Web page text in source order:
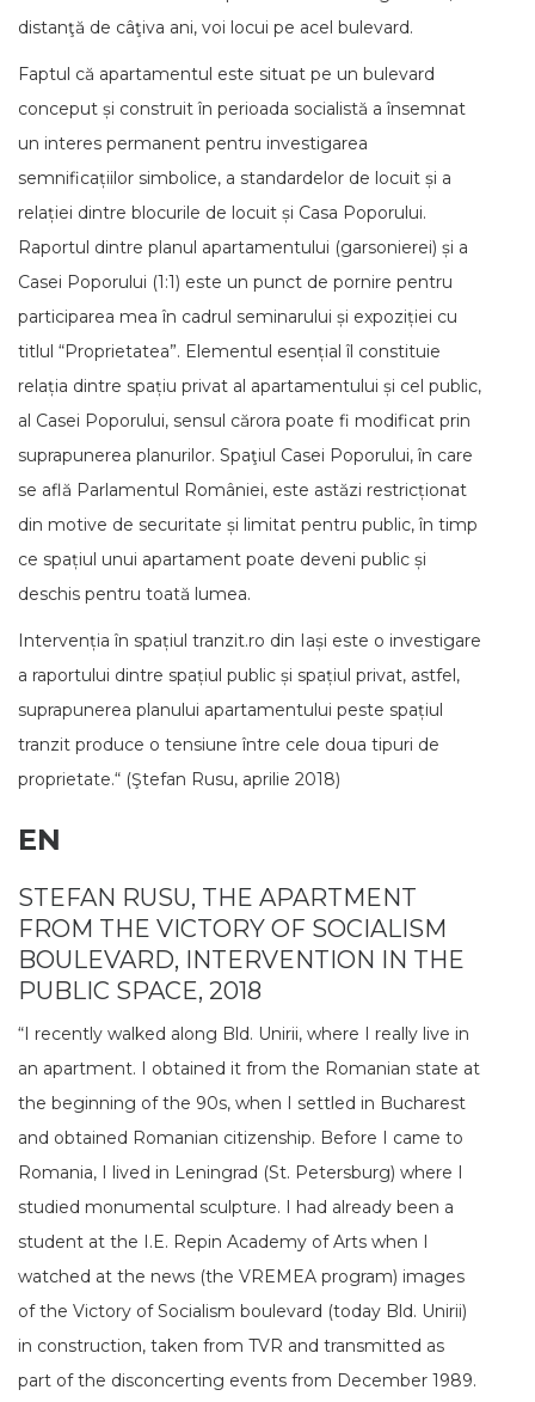
distanţă de câţiva ani, voi locui pe acel bulevard.
Faptul că apartamentul este situat pe un bulevard
conceput și construit în perioada socialistă a însemnat
un interes permanent pentru investigarea
semnificațiilor simbolice, a standardelor de locuit și a
relației dintre blocurile de locuit și Casa Poporului.
Raportul dintre planul apartamentului (garsonierei) și a
Casei Poporului (1:1) este un punct de pornire pentru
participarea mea în cadrul seminarului și expoziției cu
titlul “Proprietatea”. Elementul esențial îl constituie
relația dintre spațiu privat al apartamentului și cel public,
al Casei Poporului, sensul cărora poate fi modificat prin
suprapunerea planurilor. Spaţiul Casei Poporului, în care
se află Parlamentul României, este astăzi restricționat
din motive de securitate și limitat pentru public, în timp
ce spațiul unui apartament poate deveni public și
deschis pentru toată lumea.
Intervenția în spațiul tranzit.ro din Iași este o investigare
a raportului dintre spațiul public și spațiul privat, astfel,
suprapunerea planului apartamentului peste spațiul
tranzit produce o tensiune între cele doua tipuri de
proprietate.“ (Ştefan Rusu, aprilie 2018)
EN
STEFAN RUSU, THE APARTMENT
FROM THE VICTORY OF SOCIALISM
BOULEVARD, INTERVENTION IN THE
PUBLIC SPACE, 2018
“I recently walked along Bld. Unirii, where I really live in
an apartment. I obtained it from the Romanian state at
the beginning of the 90s, when I settled in Bucharest
and obtained Romanian citizenship. Before I came to
Romania, I lived in Leningrad (St. Petersburg) where I
studied monumental sculpture. I had already been a
student at the I.E. Repin Academy of Arts when I
watched at the news (the VREMEA program) images
of the Victory of Socialism boulevard (today Bld. Unirii)
in construction, taken from TVR and transmitted as
part of the disconcerting events from December 1989.